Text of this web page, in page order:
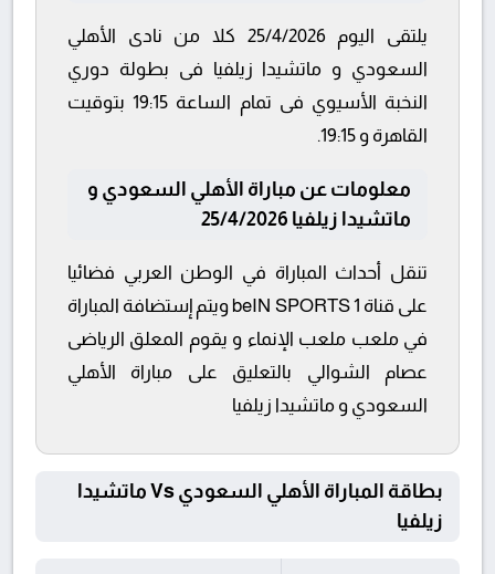
يلتقى اليوم 25/4/2026 كلا من نادى الأهلي
السعودي و ماتشيدا زيلفيا فى بطولة دوري
النخبة الأسيوي فى تمام الساعة 19:15 بتوقيت
القاهرة و 19:15.
معلومات عن مباراة الأهلي السعودي و
ماتشيدا زيلفيا 25/4/2026
تنقل أحداث المباراة في الوطن العربي فضائيا
على قناة beIN SPORTS 1 ويتم إستضافة المباراة
في ملعب ملعب الإنماء و يقوم المعلق الرياضى
عصام الشوالي بالتعليق على مباراة الأهلي
السعودي و ماتشيدا زيلفيا
بطاقة المباراة الأهلي السعودي Vs ماتشيدا
زيلفيا